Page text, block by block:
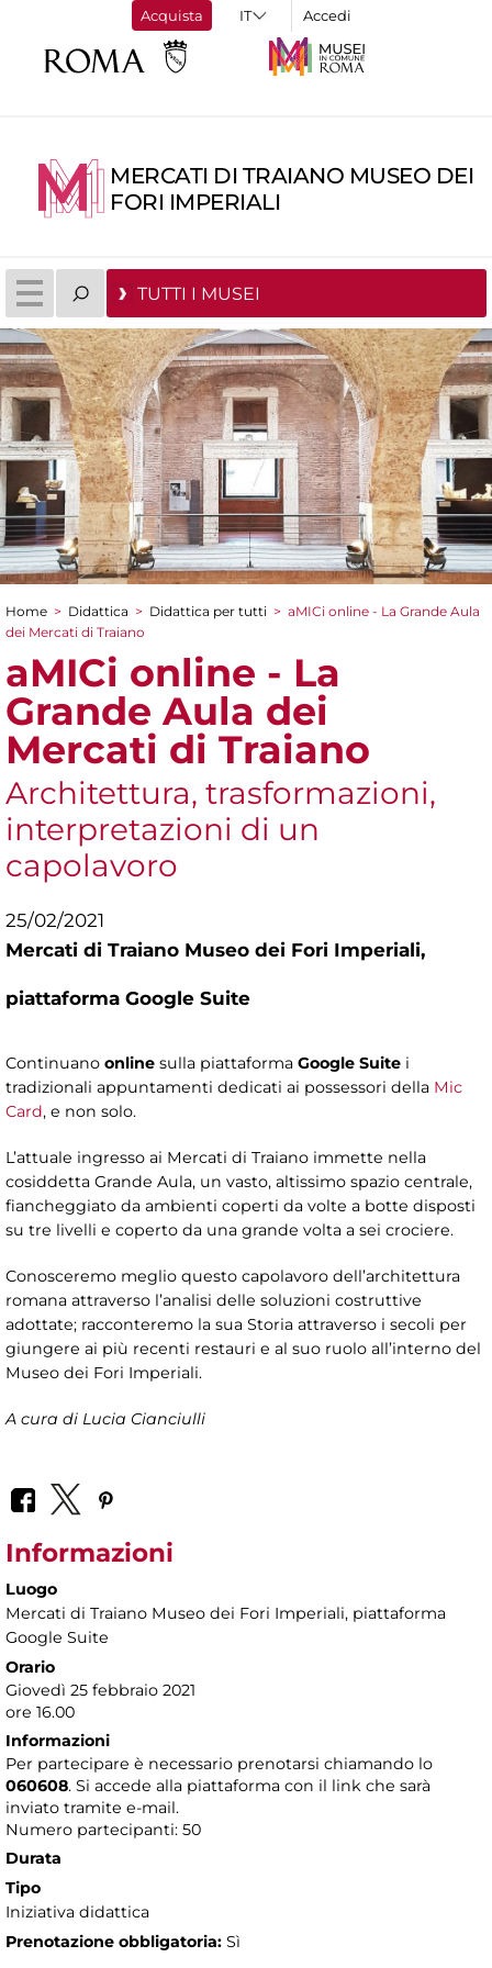
Acquista Accedi
MERCATI DI TRAIANO MUSEO DEI
FORI IMPERIALI
TUTTI I MUSEI
Tu sei qui
Home > Didattica > Didattica per tutti > aMICi online - La Grande Aula
dei Mercati di Traiano
aMICi online - La
Grande Aula dei
Mercati di Traiano
Architettura, trasformazioni,
interpretazioni di un
capolavoro
25/02/2021
Mercati di Traiano Museo dei Fori Imperiali,
piattaforma Google Suite
Continuano online sulla piattaforma Google Suite i
tradizionali appuntamenti dedicati ai possessori della Mic
Card, e non solo.
L’attuale ingresso ai Mercati di Traiano immette nella
cosiddetta Grande Aula, un vasto, altissimo spazio centrale,
fiancheggiato da ambienti coperti da volte a botte disposti
su tre livelli e coperto da una grande volta a sei crociere.
Conosceremo meglio questo capolavoro dell’architettura
romana attraverso l’analisi delle soluzioni costruttive
adottate; racconteremo la sua Storia attraverso i secoli per
giungere ai più recenti restauri e al suo ruolo all’interno del
Museo dei Fori Imperiali.
A cura di Lucia Cianciulli
Informazioni
Luogo
Mercati di Traiano Museo dei Fori Imperiali, piattaforma
Google Suite
Orario
Giovedì 25 febbraio 2021
ore 16.00
Informazioni
Per partecipare è necessario prenotarsi chiamando lo
060608. Si accede alla piattaforma con il link che sarà
inviato tramite e-mail.
Numero partecipanti: 50
Durata
Tipo
Iniziativa didattica
Prenotazione obbligatoria: Sì